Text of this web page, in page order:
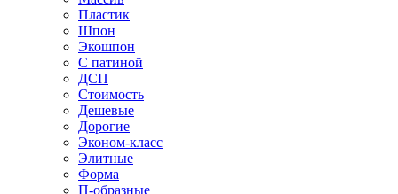
Пластик
Шпон
Экошпон
С патиной
ДСП
Стоимость
Дешевые
Дорогие
Эконом-класс
Элитные
Форма
П-образные